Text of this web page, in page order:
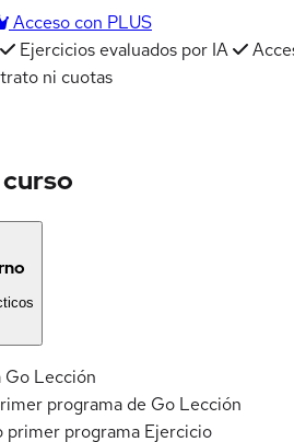
Acceso con PLUS
Ejercicios evaluados por IA
ni cuotas
Go Lección
programa de Go Lección
primer programa Ejercicio